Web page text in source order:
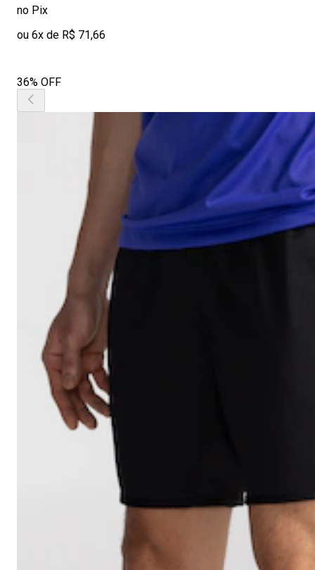
no Pix
ou 6x de R$ 71,66
36% OFF